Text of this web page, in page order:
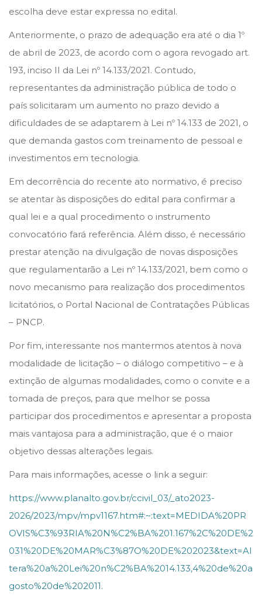
escolha deve estar expressa no edital.
Anteriormente, o prazo de adequação era até o dia 1º
de abril de 2023, de acordo com o agora revogado art.
193, inciso II da Lei nº 14.133/2021. Contudo,
representantes da administração pública de todo o
país solicitaram um aumento no prazo devido a
dificuldades de se adaptarem à Lei nº 14.133 de 2021, o
que demanda gastos com treinamento de pessoal e
investimentos em tecnologia.
Em decorrência do recente ato normativo, é preciso
se atentar às disposições do edital para confirmar a
qual lei e a qual procedimento o instrumento
convocatório fará referência. Além disso, é necessário
prestar atenção na divulgação de novas disposições
que regulamentarão a Lei nº 14.133/2021, bem como o
novo mecanismo para realização dos procedimentos
licitatórios, o Portal Nacional de Contratações Públicas
– PNCP.
Por fim, interessante nos mantermos atentos à nova
modalidade de licitação – o diálogo competitivo – e à
extinção de algumas modalidades, como o convite e a
tomada de preços, para que melhor se possa
participar dos procedimentos e apresentar a proposta
mais vantajosa para a administração, que é o maior
objetivo dessas alterações legais.
Para mais informações, acesse o link a seguir:
https://www.planalto.gov.br/ccivil_03/_ato2023-
2026/2023/mpv/mpv1167.htm#:~:text=MEDIDA%20PR
OVIS%C3%93RIA%20N%C2%BA%201.167%2C%20DE%2
031%20DE%20MAR%C3%87O%20DE%202023&text=Al
tera%20a%20Lei%20n%C2%BA%2014.133,4%20de%20a
gosto%20de%202011.